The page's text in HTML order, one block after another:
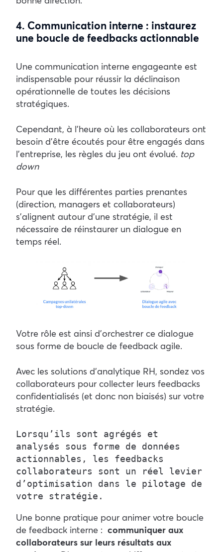
4. Communication interne : instaurez
une boucle de feedbacks actionnable
Une communication interne engageante est
indispensable pour réussir la déclinaison
opérationnelle de toutes les décisions
stratégiques.
Cependant, à l’heure où les collaborateurs ont
besoin d’être écoutés pour être engagés dans
l’entreprise, les règles du jeu ont évolué. top
down
Pour que les différentes parties prenantes
(direction, managers et collaborateurs)
s’alignent autour d’une stratégie, il est
nécessaire de réinstaurer un dialogue en
temps réel.
Votre rôle est ainsi d’orchestrer ce dialogue
sous forme de boucle de feedback agile.
Avec les solutions d’analytique RH, sondez vos
collaborateurs pour collecter leurs feedbacks
confidentialisés (et donc non biaisés) sur votre
stratégie.
Lorsqu’ils sont agrégés et
analysés sous forme de données
actionnables, les feedbacks
collaborateurs sont un réel levier
d’optimisation dans le pilotage de
votre stratégie.
Une bonne pratique pour animer votre boucle
de feedback interne : communiquer aux
collaborateurs sur leurs résultats aux